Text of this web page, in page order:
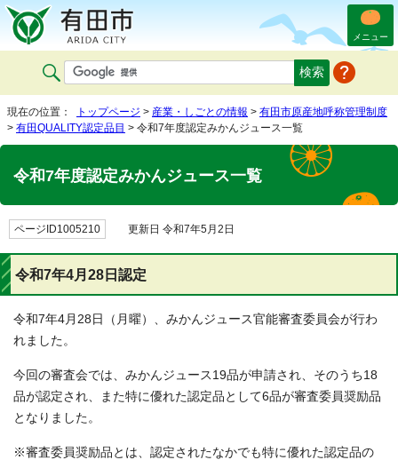
メニュー
現在の位置： トップページ > 産業・しごとの情報 > 有田市原産地呼称管理制度
> 有田QUALITY認定品目 > 令和7年度認定みかんジュース一覧
令和7年度認定みかんジュース一覧
ページID1005210 更新日 令和7年5月2日
令和7年4月28日認定
令和7年4月28日（月曜）、みかんジュース官能審査委員会が行わ
れました。
今回の審査会では、みかんジュース19品が申請され、そのうち18
品が認定され、また特に優れた認定品として6品が審査委員奨励品
となりました。
※審査委員奨励品とは、認定されたなかでも特に優れた認定品の